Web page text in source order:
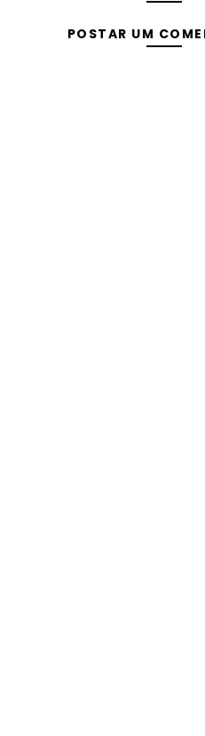
POSTAR UM